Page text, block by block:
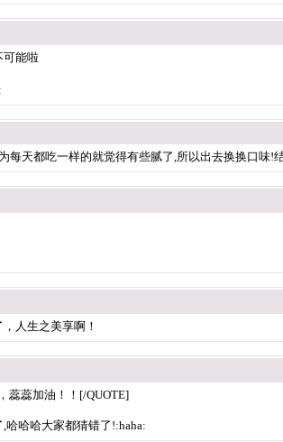
可能啦
每天都吃一样的就觉得有些腻了,所以出去换换口味!
人生之美享啊！
蕊蕊加油！！[/QUOTE]
哈哈哈大家都猜错了!:haha: